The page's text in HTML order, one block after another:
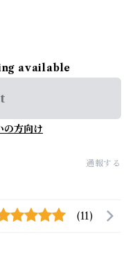
available
の方向け
通報する
(11)